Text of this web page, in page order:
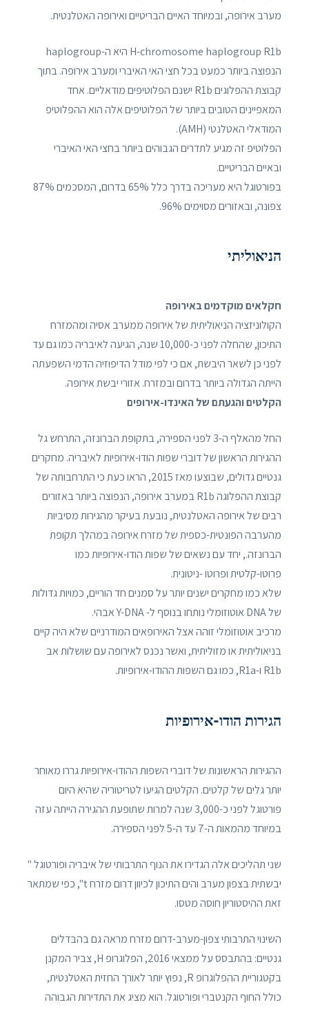
מערב אירופה, ובמיוחד האיים הבריטיים ואירופה האטלנטית.
H-chromosome haplogroup R1b היא ה-haplogroup
הנפוצה ביותר כמעט בכל חצי האי האיברי ומערב אירופה. בתוך
קבוצת ההפלוגים R1b ישנם הפלוטיפים מודאליים. אחד
המאפיינים הטובים ביותר של הפלוטיפים אלה הוא ההפלוטיפ
המודאלי האטלנטי (AMH).
הפלוטיפ זה מגיע לתדרים הגבוהים ביותר בחצי האי האיברי
ובאיים הבריטיים.
בפורטוגל היא מעריכה בדרך כלל 65% בדרום, המסכמים 87%
צפונה, ובאזורים מסוימים 96%.
הניאוליתי
חקלאים מוקדמים באירופה
הקולוניזציה הניאוליתית של אירופה ממערב אסיה ומהמזרח
התיכון, שהחלה לפני כ-10,000 שנה, הגיעה לאיבריה כמו גם עד
לפני כן לשאר היבשת, אם כי לפי מודל הדיפוזיה הדמי השפעתה
הייתה הגדולה ביותר בדרום ובמזרח. אזורי יבשת אירופה.
הקלטים והגעתם של האינדו-אירופים
החל מהאלף ה-3 לפני הספירה, בתקופת הברונזה, התרחש גל
ההגירות הראשון של דוברי שפות הודו-אירופיות לאיבריה. מחקרים
גנטיים גדולים, שבוצעו מאז 2015, הראו כעת כי התרחבותה של
קבוצת ההפלוגה R1b במערב אירופה, הנפוצה ביותר באזורים
רבים של אירופה האטלנטית, נובעת בעיקר מהגירות מסיביות
מהערבה הפונטית-כספית של מזרח אירופה במהלך תקופת
הברונזה., יחד עם נשאים של שפות הודו-אירופיות כמו
פרוטו-קלטית ופרוטו -ניטונית.
שלא כמו מחקרים ישנים יותר על סמנים חד הוריים, כמויות גדולות
של DNA אוטוזומלי נותחו בנוסף ל- Y-DNA אבהי.
מרכיב אוטוזומלי זוהה אצל האירופאים המודרניים שלא היה קיים
בניאוליתית או מזוליתית, ואשר נכנס לאירופה עם שושלות אב
R1b ו-R1a, כמו גם השפות ההודו-אירופיות.
הגירות הודו-אירופיות
ההגירות הראשונות של דוברי השפות ההודו-אירופיות גררו מאוחר
יותר גלים של קלטים. הקלטים הגיעו לטריטוריה שהיא היום
פורטוגל לפני כ-3,000 שנה למרות שתופעת ההגירה הייתה עזה
במיוחד מהמאות ה-7 עד ה-5 לפני הספירה.
שני תהליכים אלה הגדירו את הנוף התרבותי של איבריה ופורטוגל "
יבשתית בצפון מערב והים התיכון לכיוון דרום מזרח t", כפי שמתאר
זאת ההיסטוריון חוסה מטסו.
השינוי התרבותי צפון-מערב-דרום מזרח מראה גם בהבדלים
גנטיים: בהתבסס על ממצאי 2016, הפלוגרופ H, צביר המקנן
בקטגוריית ההפלוגרופ R, נפוץ יותר לאורך החזית האטלנטית,
כולל החוף הקנטברי ופורטוגל. הוא מציג את התדירות הגבוהה